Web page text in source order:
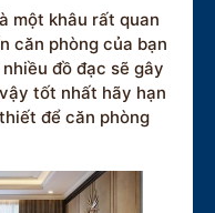
một khâu rất quan
căn phòng của bạn
đồ đạc sẽ gây
tốt nhất hãy hạn
để căn phòng